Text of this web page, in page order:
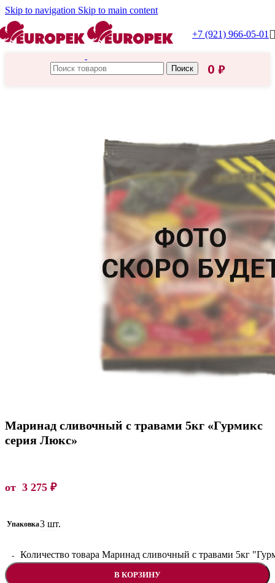
Skip to navigation Skip to main content
+7 (921) 966-05-01
Поиск 0 ₽
Маринад сливочный с травами 5кг «Гурмикс
серия Люкс»
от 3 275 ₽
Упаковка3 шт.
Количество товара Маринад сливочный с травами 5кг
В КОРЗИНУ